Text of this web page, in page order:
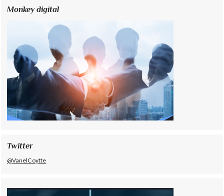
Monkey digital
Twitter
@VanelCoytte